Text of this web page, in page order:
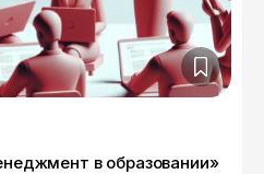
в образовании»